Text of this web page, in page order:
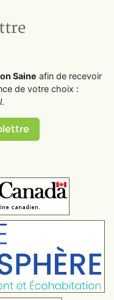
Saine afin de recevoir
de votre choix :
.